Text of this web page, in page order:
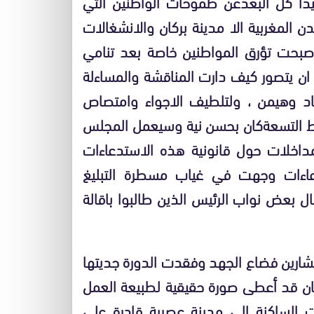
المغربية الا مدينة بركان والانشغالات
أصبحت تؤرق المواطنين خاصة بعد تنامي
يتصور كيف دارت المناقشة والمساءلة
وهيمن ، ولتلطيف الاجواء وامتصاص
التسعةكان بحسن نية وسيعمل المجلس
حول قانونية هذه الاستدعاءات
وجهت في غياب مسطرة التبليغ
بعض نواب الرئيس الذين طالبوا باقالة
فضاع الجهد وفقدت الدورة جديتها
قد أعطى صورة حقيقية لطبيعة العمل